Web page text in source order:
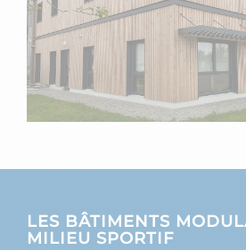
LES BÂTIMENTS
MILIEU SPORTIF